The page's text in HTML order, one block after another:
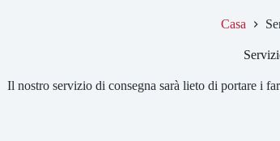
Casa
Il nostro servizio di consegna sarà lieto di portare i